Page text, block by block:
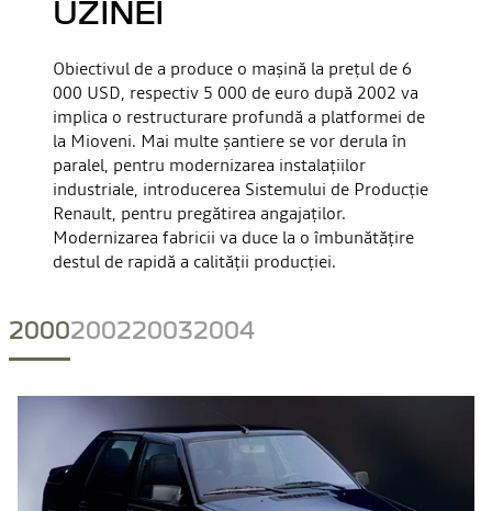
UZINEI
Obiectivul de a produce o mașină la prețul de 6
000 USD, respectiv 5 000 de euro după 2002 va
implica o restructurare profundă a platformei de
la Mioveni. Mai multe șantiere se vor derula în
paralel, pentru modernizarea instalațiilor
industriale, introducerea Sistemului de Producție
Renault, pentru pregătirea angajaților.
Modernizarea fabricii va duce la o îmbunătățire
destul de rapidă a calității producției.
2000200220032004